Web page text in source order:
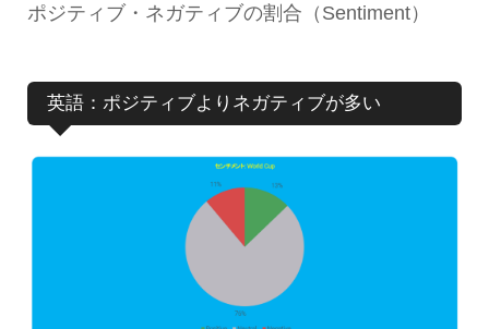
ポジティブ・ネガティブの割合（Sentiment）
英語：ポジティブよりネガティブが多い